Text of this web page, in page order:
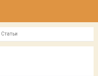
Статьи